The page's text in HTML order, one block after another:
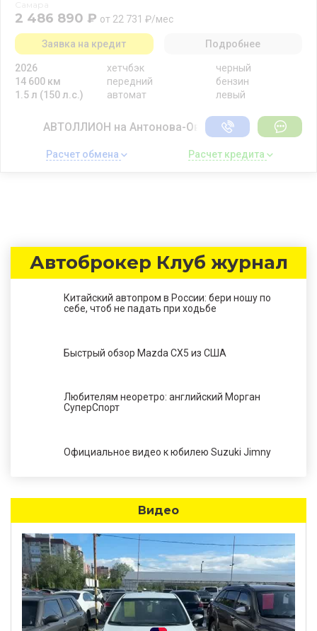
Самара
2 486 890 ₽ от 22 731 ₽/мес
2026
14 600 км
1.5 л (150 л.с.)
хетчбэк
передний
автомат
черный
бензин
левый
Заявка на кредит Подробнее
АВТОЛЛИОН на Антонова-Овсеенко
Расчет обмена Расчет кредита
Автоброкер Клуб журнал
Китайский автопром в России: бери ношу по
себе, чтоб не падать при ходьбе
Быстрый обзор Mazda CX5 из США
Любителям неоретро: английский Морган
СуперСпорт
Официальное видео к юбилею Suzuki Jimny
Видео